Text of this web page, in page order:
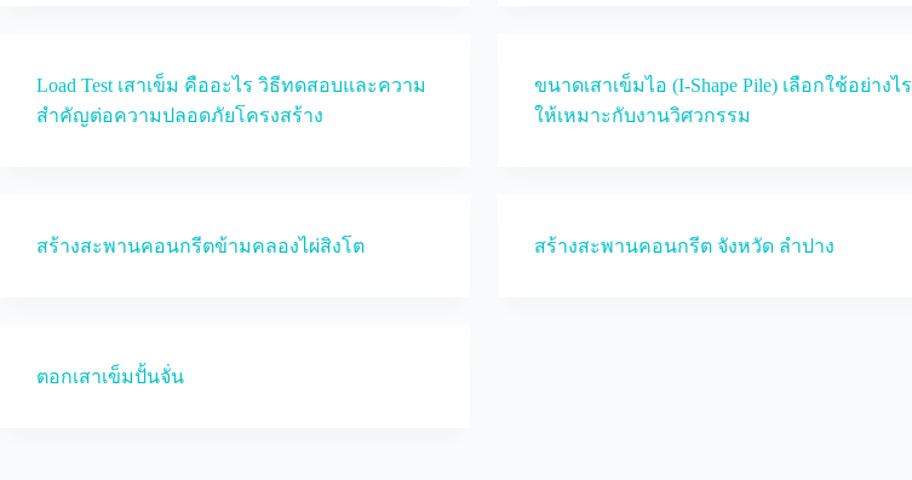
Load Test เสาเข็ม คืออะไร วิธีทดสอบและความ
สำคัญต่อความปลอดภัยโครงสร้าง
ขนาดเสาเข็มไอ (I-Shape Pile) เลือกใช้อย่างไร
ให้เหมาะกับงานวิศวกรรม
สร้างสะพานคอนกรีตข้ามคลองไผ่สิงโต สร้างสะพานคอนกรีต จังหวัด ลำปาง
ตอกเสาเข็มปั้นจั่น